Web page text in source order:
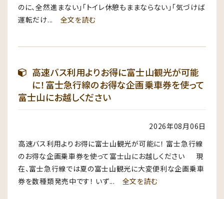
のに、全然進まない」「トイレ休憩もままならない」「気づけば
運転だけ... 全文を読む
高速バス利用よりお得に富士山観光が可能
に！富士急行線のお得な企画乗車券を使って
富士山にお越しください
2026年08月06日
高速バス利用よりお得に富士山観光が可能に！ 富士急行線
のお得な企画乗車券を使って富士山にお越しください 現
在、富士急行線では夏の富士山観光に大変便利な企画乗車
券を数種類発売中です！ いず... 全文を読む